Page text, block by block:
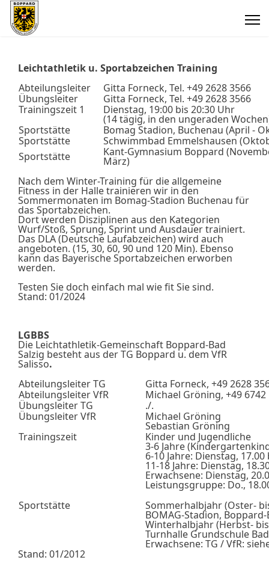
Leichtathletik u. Sportabzeichen Training
Abteilungsleiter
Gitta Forneck, Tel. +49 2628 3566
Übungsleiter
Gitta Forneck, Tel. +49 2628 3566
Trainingszeit 1
Dienstag, 19:00 bis 20:30 Uhr
(14 tägig, in den ungeraden
Sportstätte
Bomag Stadion, Buchenau (April -
Sportstätte
Schwimmbad Emmelshausen
Sportstätte
Kant-Gymnasium Boppard
März)
Nach dem Winter-Training für die allgemeine
Fitness in der Halle trainieren wir in den
Sommermonaten im Bomag-Stadion Buchenau für
das Sportabzeichen.
Dort werden Disziplinen aus den Kategorien
Wurf/Stoß, Sprung, Sprint und Ausdauer trainiert.
Das DLA (Deutsche Laufabzeichen) wird auch
angeboten. (15, 30, 60, 90 und 120 Min). Ebenso
kann das Bayerische Sportabzeichen erworben
werden.
Testen Sie doch einfach mal wie fit Sie sind.
Stand: 01/2024
LGBBS
Die Leichtathletik-Gemeinschaft Boppard-Bad
Salzig besteht aus der TG Boppard u. dem VfR
Salisso.
Abteilungsleiter TG
Gitta Forneck, +49 2628
Abteilungsleiter VfR
Michael Gröning, +49
Übungsleiter TG
./.
Übungsleiter VfR
Michael Gröning
Sebastian Gröning
Trainingszeit
Kinder und Jugendliche
3-6 Jahre
6-10 Jahre: Dienstag,
11-18 Jahre: Dienstag,
Erwachsene: Dienstag,
Leistungsgruppe: Do.,
Sportstätte
Sommerhalbjahr (Oster-
BOMAG-Stadion,
Winterhalbjahr (Herbst-
Turnhalle Grundschule
Erwachsene: TG / VfR:
Stand: 01/2012